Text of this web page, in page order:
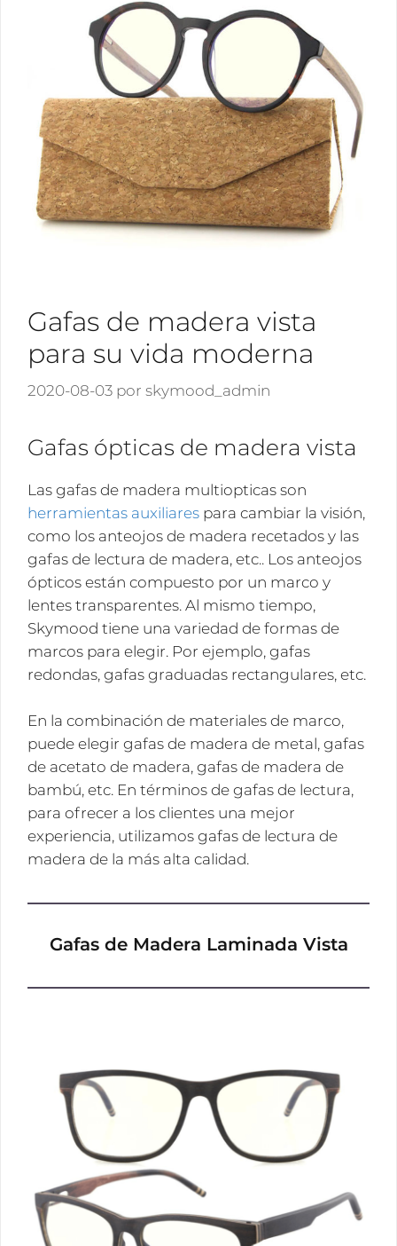
Gafas de madera vista
para su vida moderna
2020-08-03 por skymood_admin
Gafas ópticas de madera vista
Las gafas de madera multiopticas son
herramientas auxiliares para cambiar la visión,
como los anteojos de madera recetados y las
gafas de lectura de madera, etc.. Los anteojos
ópticos están compuesto por un marco y
lentes transparentes. Al mismo tiempo,
Skymood tiene una variedad de formas de
marcos para elegir. Por ejemplo, gafas
redondas, gafas graduadas rectangulares, etc.
En la combinación de materiales de marco,
puede elegir gafas de madera de metal, gafas
de acetato de madera, gafas de madera de
bambú, etc. En términos de gafas de lectura,
para ofrecer a los clientes una mejor
experiencia, utilizamos gafas de lectura de
madera de la más alta calidad.
Gafas de Madera Laminada Vista